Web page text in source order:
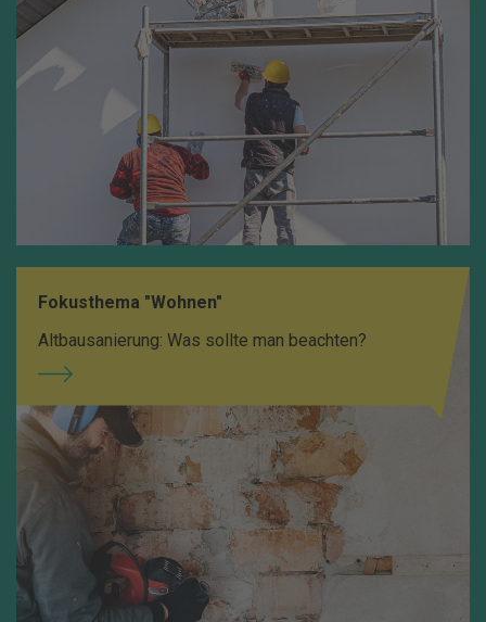
Fokusthema "Wohnen"
Altbausanierung: Was sollte man beachten?